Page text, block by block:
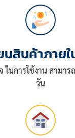
นสินค้าภายใ
นการใช้งาน สามาร
วัน